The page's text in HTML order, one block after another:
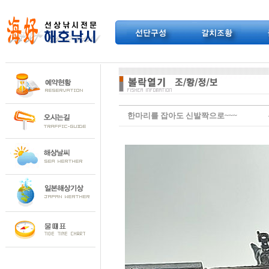
한마리를 잡아도 신발짝으로~~~